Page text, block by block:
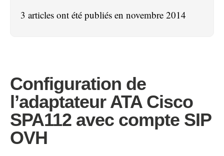
3 articles ont été publiés en novembre 2014
Configuration de
l’adaptateur ATA Cisco
SPA112 avec compte SIP
OVH